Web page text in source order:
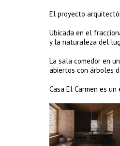
El proyecto
Ubicada en el
y la naturaleza del
La sala comedor en
abiertos con árboles
Casa El Carmen es